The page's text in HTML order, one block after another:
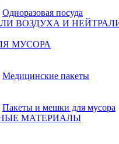
Одноразовая посуда
ВОЗДУХА И
МУСОРА
Медицинские пакеты
Пакеты и мешки для мусора
МАТЕРИАЛЫ